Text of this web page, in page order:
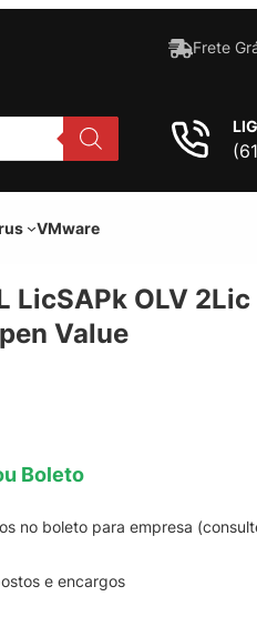
Frete
VMware
LicSAPk OLV
Value
Boleto
no boleto para empresa
e encargos